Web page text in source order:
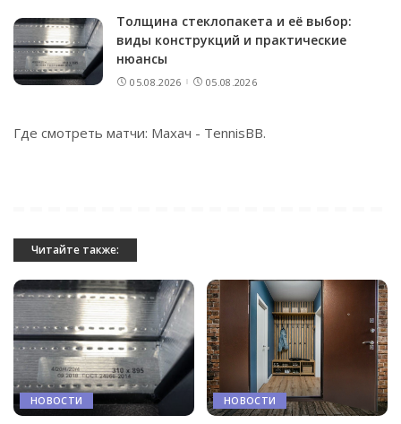
Толщина стеклопакета и её выбор:
виды конструкций и практические
нюансы
05.08.2026 05.08.2026
Где смотреть матчи: Махач - TennisBB.
Читайте также:
НОВОСТИ НОВОСТИ